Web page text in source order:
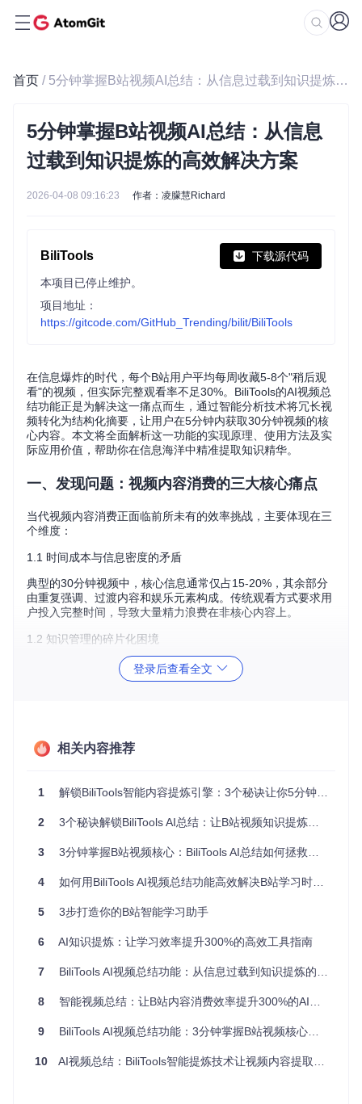
首页 / 5分钟掌握B站视频AI总结：从信息过载到知识提炼的高效解决方案
5分钟掌握B站视频AI总结：从信息
过载到知识提炼的高效解决方案
2026-04-08 09:16:23 作者：凌朦慧Richard
BiliTools 下载源代码
本项目已停止维护。
项目地址：
https://gitcode.com/GitHub_Trending/bilit/BiliTools
在信息爆炸的时代，每个B站用户平均每周收藏5-8个"稍后观
看"的视频，但实际完整观看率不足30%。BiliTools的AI视频总
结功能正是为解决这一痛点而生，通过智能分析技术将冗长视
频转化为结构化摘要，让用户在5分钟内获取30分钟视频的核
心内容。本文将全面解析这一功能的实现原理、使用方法及实
际应用价值，帮助你在信息海洋中精准提取知识精华。
一、发现问题：视频内容消费的三大核心痛点
当代视频内容消费正面临前所未有的效率挑战，主要体现在三
个维度：
1.1 时间成本与信息密度的矛盾
典型的30分钟视频中，核心信息通常仅占15-20%，其余部分
由重复强调、过渡内容和娱乐元素构成。传统观看方式要求用
户投入完整时间，导致大量精力浪费在非核心内容上。
1.2 知识管理的碎片化困境
用户收藏的视频内容缺乏有效的组织机制，分散在不同平台和
收藏夹中，难以形成系统化知识体系。当需要回顾特定知识点
现代工作学习环境中，人们往往需要同时处理多个任务。视频
内容的线性消费特性与多任务处理需求形成根本冲突，导致学
供了全面解决方案。
2.1 功能原理：从视频到结构化知识的转化
AI总结功能并非简单的文本提取，而是通过深度神经网络实现
求安全，然后将视频的aid和cid参数发送至分析服务端，经过
成易于阅读的结构化摘要。
2.2 核心技术模块解析
s.ts
模块，主要包含三个关键组件：
内容解析器：提取视频元数据和结构信息
登录后查看全文
相关内容推荐
1 解锁BiliTools智能内容提炼引擎：3个秘诀让你5分钟吃透B站视频精华
2 3个秘诀解锁BiliTools AI总结：让B站视频知识提炼与内容结构化更高效
3 3分钟掌握B站视频核心：BiliTools AI总结如何拯救你的"收藏夹焦虑"
4 如何用BiliTools AI视频总结功能高效解决B站学习时间不足问题
5 3步打造你的B站智能学习助手
6 AI知识提炼：让学习效率提升300%的高效工具指南
7 BiliTools AI视频总结功能：从信息过载到知识提炼的智能解决方案
8 智能视频总结：让B站内容消费效率提升300%的AI解决方案
9 BiliTools AI视频总结功能：3分钟掌握B站视频核心内容的智能秘籍
10 AI视频总结：BiliTools智能提炼技术让视频内容提取效率提升80%